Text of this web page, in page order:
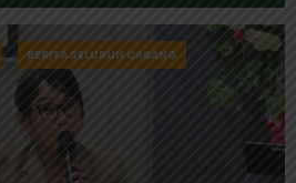
BERITA SELURUH CABANG